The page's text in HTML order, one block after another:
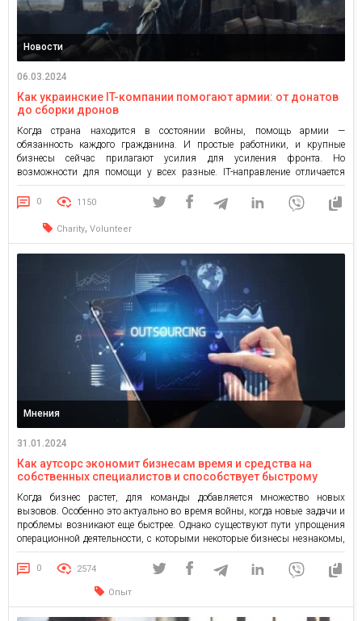
Новости
06.03.2024
Как украинские IT-компании помогают армии: от донатов
до cборки дронов
Когда страна находится в состоянии войны, помощь армии —
обязанность каждого гражданина. И простые работники, и крупные
бизнесы сейчас прилагают усилия для усиления фронта. Но
возможности для помощи у всех разные. IT-направление отличается
стабильностью, современностью технологий, активностью на
международном рынке и значительным оборотом денег. Именно поэтому
Айтишники часто занимают ведущие позиции в списках компаний с
наибольшим […]
0 1150
Charity, Volunteer
Мнения
31.01.2024
Как аутсорс экономит бизнесам время и средства на
собственных специалистов и способствует быстрому
Когда бизнес растет, для команды добавляется множество новых
вызовов. Особенно это актуально во время войны, когда новые задачи и
проблемы возникают еще быстрее. Однако существуют пути упрощения
операционной деятельности, с которыми некоторые бизнесы незнакомы,
из-за чего терпят проблемы и убытки. Европейская Ассоциация
программной инженерии провела интервью с генеральным директором и
основательницей украинской и польской консалтинг […]
0 2574
Опыт